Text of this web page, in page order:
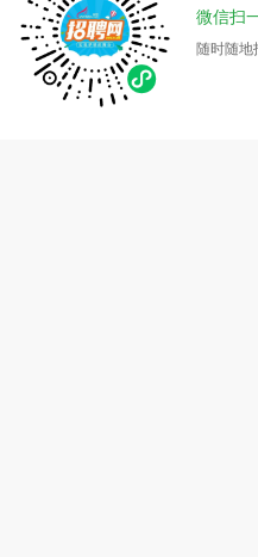
微信扫
随时随地